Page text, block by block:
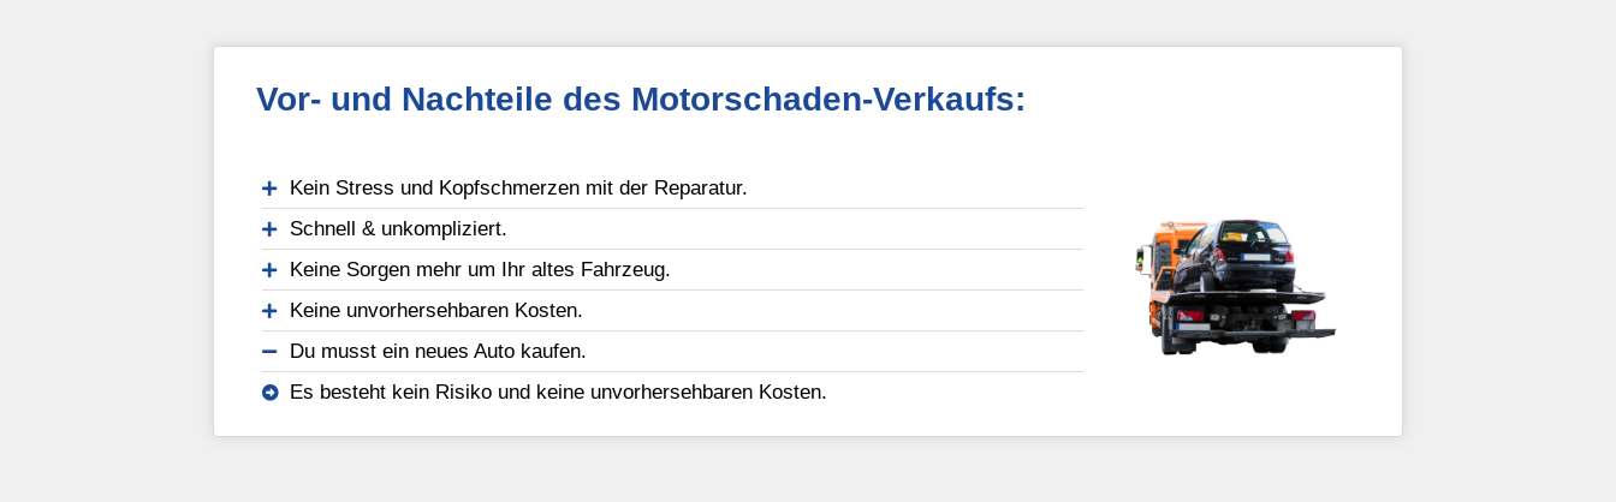
Vor- und Nachteile des Motorschaden-Verkaufs:
Kein Stress und Kopfschmerzen mit der Reparatur.
Schnell & unkompliziert.
Keine Sorgen mehr um Ihr altes Fahrzeug.
Keine unvorhersehbaren Kosten.
Du musst ein neues Auto kaufen.
Es besteht kein Risiko und keine unvorhersehbaren Kosten.